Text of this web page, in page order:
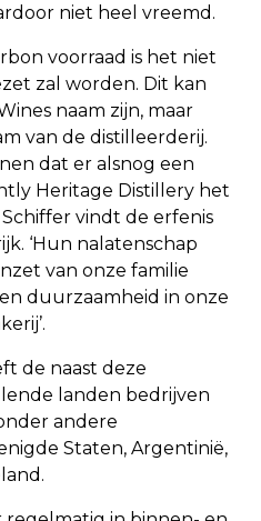
niet heel vreemd.
voorraad is het niet
zal worden. Dit kan
naam zijn, maar
van de distilleerderij.
dat er alsnog een
Heritage Distillery het
vindt de erfenis
‘Hun nalatenschap
van onze familie
duurzaamheid in onze
de naast deze
landen bedrijven
andere
Staten, Argentinië,